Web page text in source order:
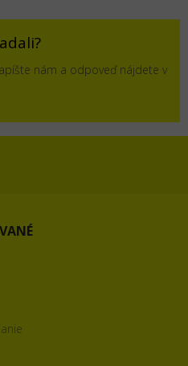
nám a odpoveď nájdete v